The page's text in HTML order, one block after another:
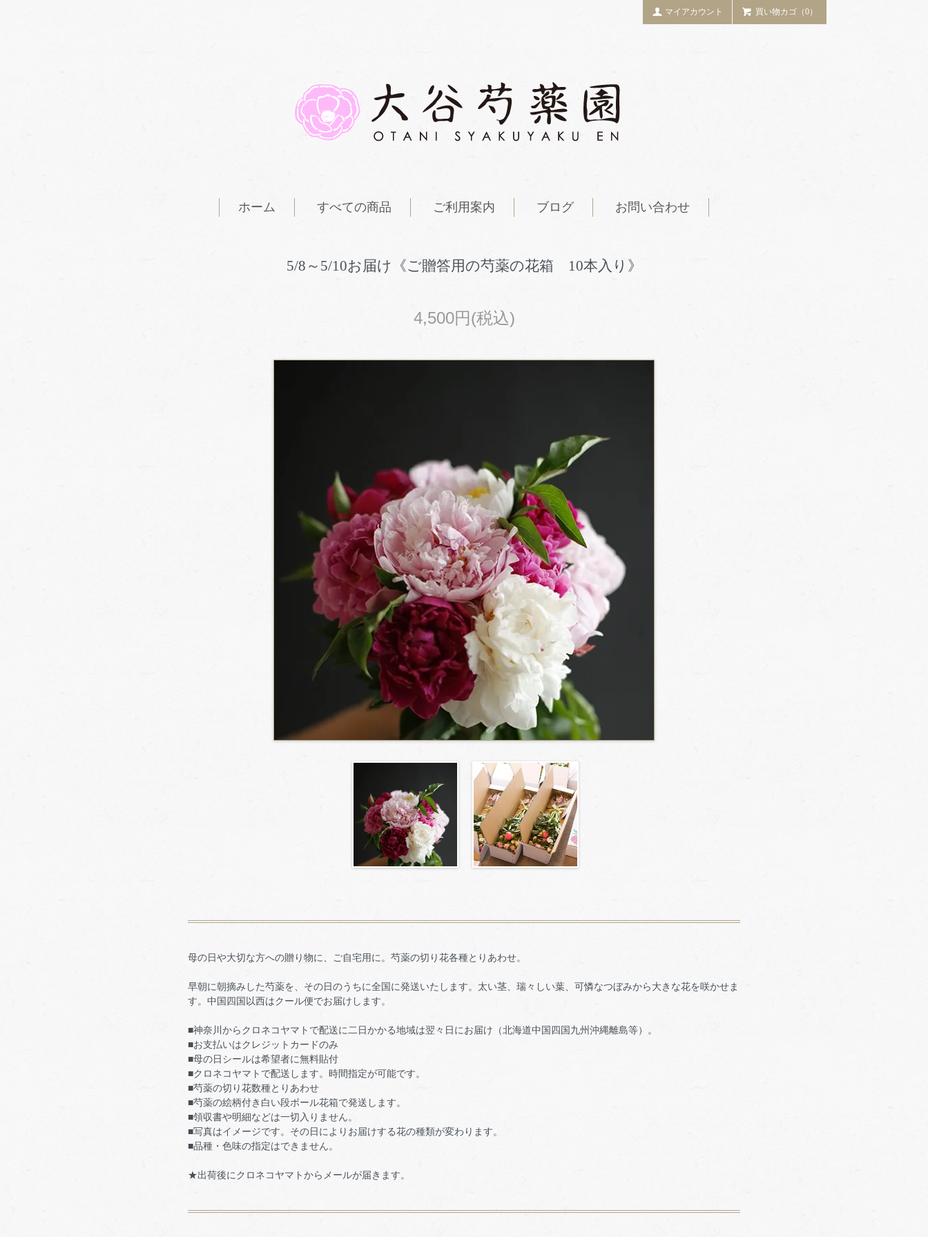
買い物カゴ（0）
マイアカウント
ホーム すべての商品 ご利用案内 ブログ お問い合わせ
5/8～5/10お届け《ご贈答用の芍薬の花箱 10本入り》
4,500円(税込)
母の日や大切な方への贈り物に、ご自宅用に。芍薬の切り花各種とりあわせ。
早朝に朝摘みした芍薬を、その日のうちに全国に発送いたします。太い茎、瑞々しい葉、可憐なつぼみから大きな花を咲かせま
す。中国四国以西はクール便でお届けします。
■神奈川からクロネコヤマトで配送に二日かかる地域は翌々日にお届け（北海道中国四国九州沖縄離島等）。
■お支払いはクレジットカードのみ
■母の日シールは希望者に無料貼付
■クロネコヤマトで配送します。時間指定が可能です。
■芍薬の切り花数種とりあわせ
■芍薬の絵柄付き白い段ボール花箱で発送します。
■領収書や明細などは一切入りません。
■写真はイメージです。その日によりお届けする花の種類が変わります。
■品種・色味の指定はできません。
★出荷後にクロネコヤマトからメールが届きます。